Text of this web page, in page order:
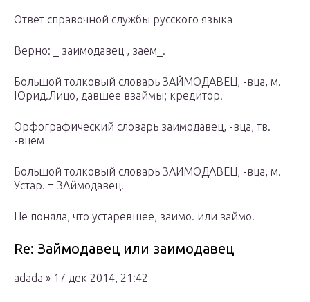
Ответ справочной службы русского языка
Верно: _ заимодавец , заем_.
Большой толковый словарь ЗАЙМОДАВЕЦ, -вца, м.
Юрид.Лицо, давшее взаймы; кредитор.
Орфографический словарь заимодавец, -вца, тв.
-вцем
Большой толковый словарь ЗАИМОДАВЕЦ, -вца, м.
Устар. = ЗАймодавец.
Не поняла, что устаревшее, заимо. или займо.
Re: Займодавец или заимодавец
adada » 17 дек 2014, 21:42